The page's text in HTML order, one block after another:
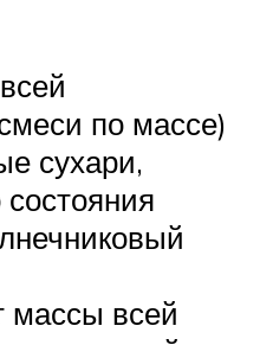
по массе)
сухари,
массы всей